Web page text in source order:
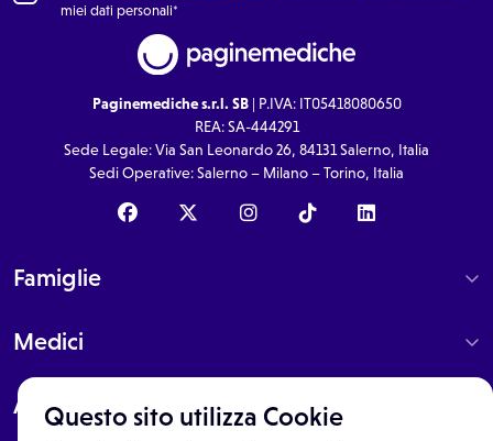
Questo sito utilizza Cookie
miei dati personali*
Paginemediche s.r.l. SB| P.IVA: IT05418080650
REA: SA-444291
Sede Legale: Via San Leonardo 26, 84131 Salerno, Italia
Sedi Operative: Salerno – Milano – Torino, Italia
Famiglie
Medici
About